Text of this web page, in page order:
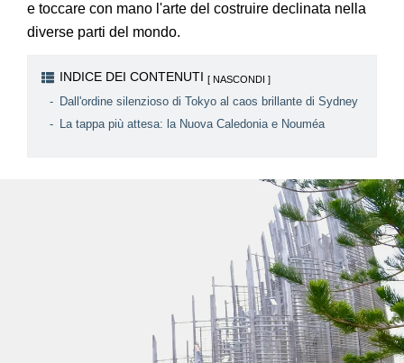
e toccare con mano l'arte del costruire declinata nella
diverse parti del mondo.
INDICE DEI CONTENUTI
Dall'ordine silenzioso di Tokyo al caos brillante di Sydney
La tappa più attesa: la Nuova Caledonia e Nouméa